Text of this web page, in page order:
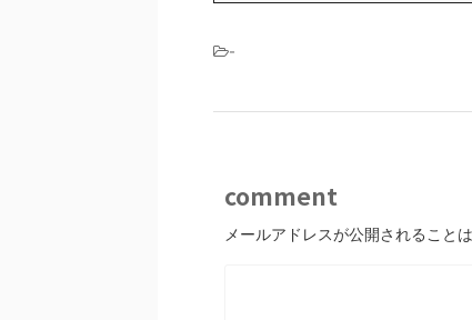
-
comment
メールアドレスが公開されること